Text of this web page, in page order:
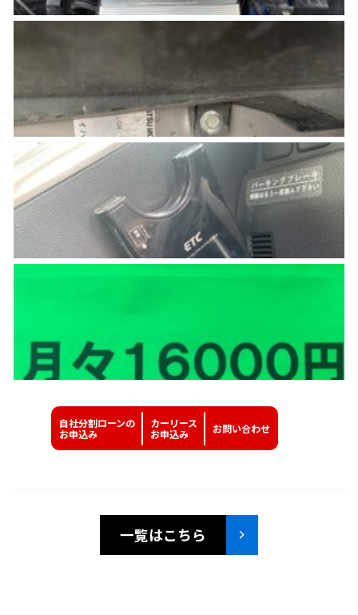
自社分割ローンの
お申込み
カーリース
お申込み
お問い合わせ
一覧はこちら